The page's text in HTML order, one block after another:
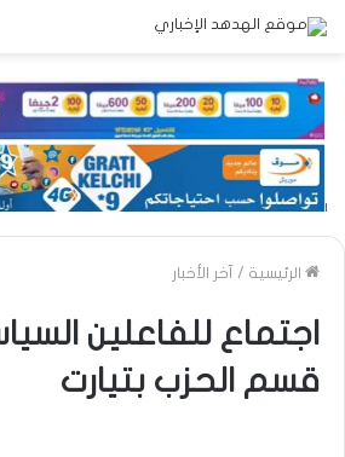
الرئيسية / آخر الأخبار
اجتماع للفاعلين
قسم الحزب بتيارت